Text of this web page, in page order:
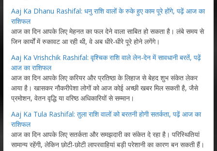
Aaj Ka Dhanu Rashifal: धनु राशि वालों के रुके हुए काम पूरे होंगे, पढ़ें आज का
राशिफल
आज का दिन आपके लिए मेहनत का फल देने वाला साबित हो सकता है। लंबे समय से
जिन कार्यों में रुकावट आ रही थी, वे अब धीरे-धीरे पूरे होने लगेंगे।
Aaj Ka Vrishchik Rashifal: वृश्चिक राशि वाले लेन-देन में सावधानी बरतें, पढ़ें
आज का राशिफल
आज का दिन आपके लिए करियर और प्रतिष्ठा के लिहाज से बेहद शुभ संकेत लेकर
आया है। खासकर नौकरीपेशा लोगों को आज कोई अच्छी खबर मिल सकती है, जैसे
प्रमोशन, वेतन वृद्धि या वरिष्ठ अधिकारियों से सम्मान।
Aaj Ka Tula Rashifal: तुला राशि वालों को बरतनी होगी सतर्कता, पढ़ें आज का
राशिफल
आज का दिन आपके लिए सतर्कता और समझदारी का संकेत दे रहा है। परिस्थितियां
सामान्य रहेंगी, लेकिन छोटी-छोटी लापरवाहियां बड़ी परेशानी का कारण बन सकती हैं।